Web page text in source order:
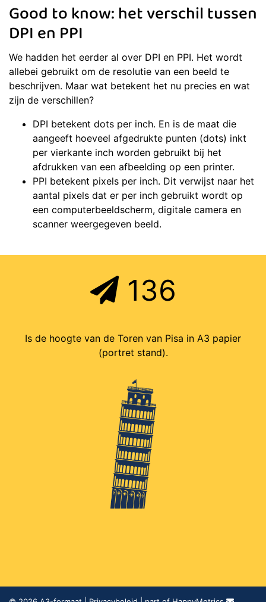
Good to know: het verschil tussen
DPI en PPI
We hadden het eerder al over DPI en PPI. Het wordt
allebei gebruikt om de resolutie van een beeld te
beschrijven. Maar wat betekent het nu precies en wat
zijn de verschillen?
DPI betekent dots per inch. En is de maat die
aangeeft hoeveel afgedrukte punten (dots) inkt
per vierkante inch worden gebruikt bij het
afdrukken van een afbeelding op een printer.
PPI betekent pixels per inch. Dit verwijst naar het
aantal pixels dat er per inch gebruikt wordt op
een computerbeeldscherm, digitale camera en
scanner weergegeven beeld.
136
Is de hoogte van de Toren van Pisa in A3 papier
(portret stand).